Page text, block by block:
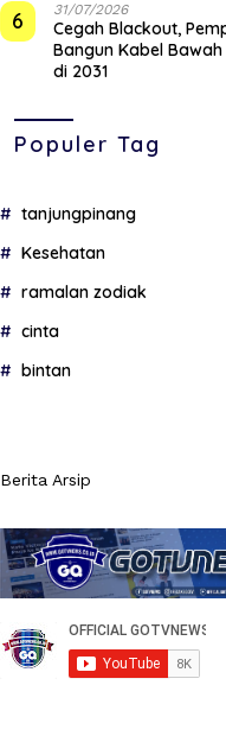
6 31/07/2026
Cegah Blackout,
Bangun Kabel
di 2031
Populer Tag
tanjungpinang
Kesehatan
ramalan zodiak
cinta
bintan
Berita Arsip